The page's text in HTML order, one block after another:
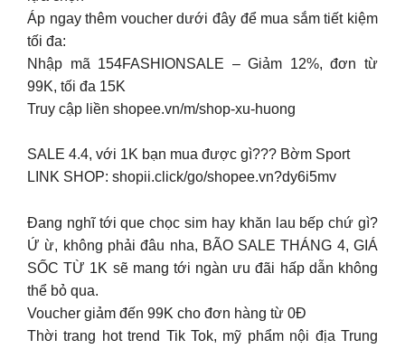
Áp ngay thêm voucher dưới đây để mua sắm tiết kiệm
tối đa:
Nhập mã 154FASHIONSALE – Giảm 12%, đơn từ
99K, tối đa 15K
Truy cập liền shopee.vn/m/shop-xu-huong
SALE 4.4, với 1K bạn mua được gì??? Bờm Sport
LINK SHOP: shopii.click/go/shopee.vn?dy6i5mv
Đang nghĩ tới que chọc sim hay khăn lau bếp chứ gì?
Ứ ừ, không phải đâu nha, BÃO SALE THÁNG 4, GIÁ
SỐC TỪ 1K sẽ mang tới ngàn ưu đãi hấp dẫn không
thể bỏ qua.
Voucher giảm đến 99K cho đơn hàng từ 0Đ
Thời trang hot trend Tik Tok, mỹ phẩm nội địa Trung